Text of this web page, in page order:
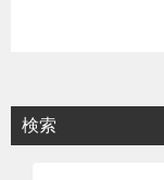
検索